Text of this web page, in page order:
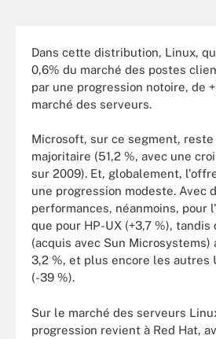
Dans cette distribution, Linux,
0,6% du marché des postes
par une progression notoire, de
marché des serveurs.
Microsoft, sur ce segment,
majoritaire (51,2 %, avec une
sur 2009). Et, globalement,
une progression modeste. Avec
performances, néanmoins, pour
que pour HP-UX (+3,7 %), tandis
(acquis avec Sun Microsystems)
3,2 %, et plus encore les autres
(-39 %).
Sur le marché des serveurs
progression revient à Red Hat,